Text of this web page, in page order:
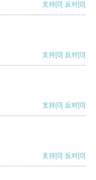
支持[0] 反对[0]
支持[0] 反对[0]
支持[0] 反对[0]
支持[0] 反对[0]